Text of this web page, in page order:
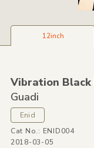
12inch
Vibration Black
Guadi
Enid
Cat No.: ENID004
2018-03-05